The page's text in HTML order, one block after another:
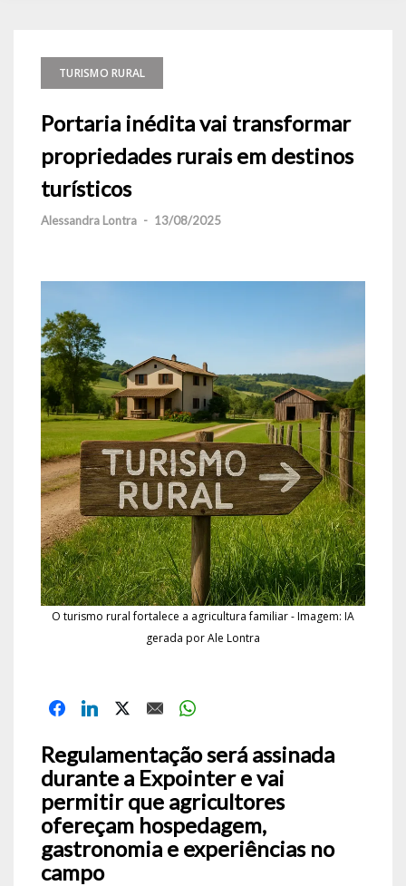
TURISMO RURAL
Portaria inédita vai transformar
propriedades rurais em destinos
turísticos
Alessandra Lontra - 13/08/2025
O turismo rural fortalece a agricultura familiar - Imagem: IA
gerada por Ale Lontra
Regulamentação será assinada
durante a Expointer e vai
permitir que agricultores
ofereçam hospedagem,
gastronomia e experiências no
campo